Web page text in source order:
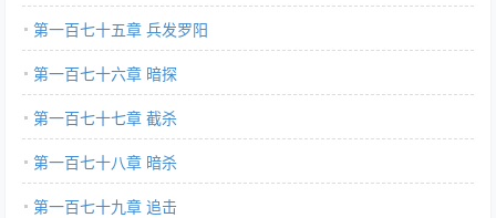
第一百七十五章 兵发罗阳
第一百七十六章 暗探
第一百七十七章 截杀
第一百七十八章 暗杀
第一百七十九章 追击